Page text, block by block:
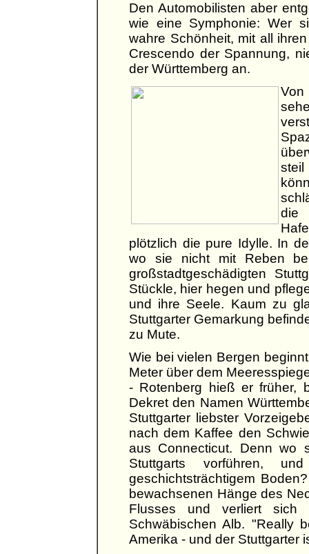
Den Automobilisten aber
wie eine Symphonie: Wer
wahre Schönheit, mit all
Crescendo der Spannung,
der Württemberg an.
die
plötzlich die pure Idylle. In
wo sie nicht mit Reben
großstadtgeschädigten
Stückle, hier hegen und
und ihre Seele. Kaum zu
Stuttgarter Gemarkung
zu Mute.
Wie bei vielen Bergen
Meter über dem
- Rotenberg hieß er früher,
Dekret den Namen
Stuttgarter liebster
nach dem Kaffee den
aus Connecticut. Denn wo
Stuttgarts vorführen,
geschichtsträchtigem
bewachsenen Hänge des
Flusses und verliert sich
Schwäbischen Alb. "Really
Amerika - und der Stuttgarter